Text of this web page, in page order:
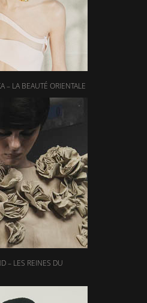
– LA BEAUTÉ ORIENTALE
– LES REINES DU